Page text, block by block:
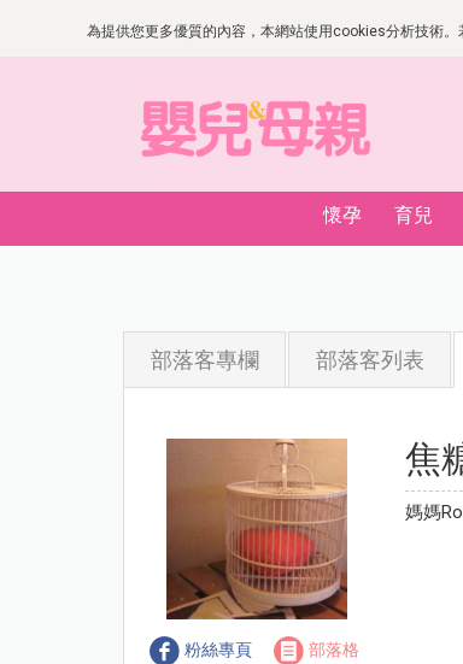
為提供您更多優質的內容，本網站使用cookies分析技術
懷孕 育兒
部落客專欄 部落客列表
粉絲專頁 部落格
焦
媽媽